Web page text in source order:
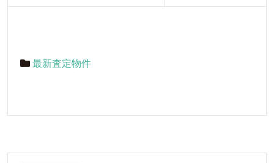
最新査定物件